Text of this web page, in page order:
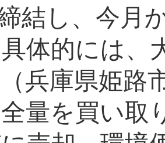
結し、今月
体的には、
兵庫県姫路
量を買い取